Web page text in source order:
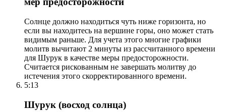
Солнце должно находиться чуть ниже горизонта, но
если вы находитесь на вершине горы, оно может стать
видимым раньше. Для учета этого многие графики
молитв вычитают 2 минуты из рассчитанного времени
для Шурук в качестве меры предосторожности.
Считается рискованным не завершать молитву до
истечения этого скорректированного времени.
5:13
Шурук (восход солнца)